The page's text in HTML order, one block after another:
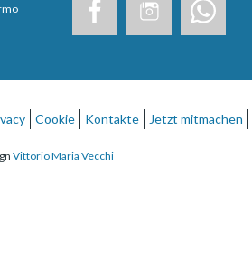
Cookie Kontakte Jetzt mitmachen
Vittorio Maria Vecchi